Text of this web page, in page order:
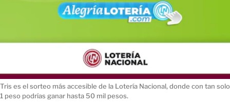
Tris es el sorteo más accesible de la Lotería Nacional, donde con tan solo
1 peso podrías ganar hasta 50 mil pesos.